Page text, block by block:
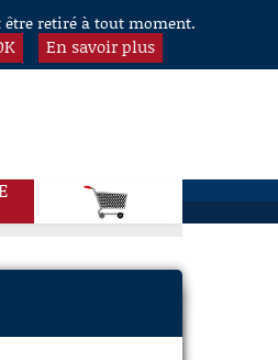
être retiré à tout moment.
En savoir plus